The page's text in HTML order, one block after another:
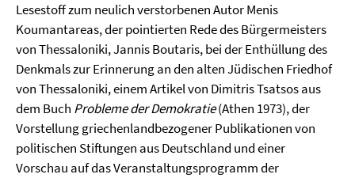
Lesestoff zum neulich verstorbenen Autor Menis
Koumantareas, der pointierten Rede des Bürgermeisters
von Thessaloniki, Jannis Boutaris, bei der Enthüllung des
Denkmals zur Erinnerung an den alten Jüdischen Friedhof
von Thessaloniki, einem Artikel von Dimitris Tsatsos aus
dem Buch Probleme der Demokratie(Athen 1973), der
Vorstellung griechenlandbezogener Publikationen von
politischen Stiftungen aus Deutschland und einer
Vorschau auf das Veranstaltungsprogramm der